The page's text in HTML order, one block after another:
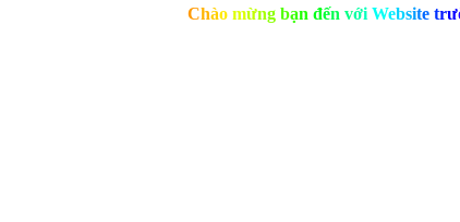
Chào mừng bạn đến với Website trư